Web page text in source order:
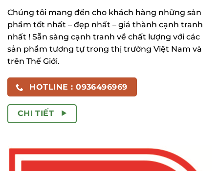
Chúng tôi mang đến cho khách hàng những sản
phẩm tốt nhất – đẹp nhất – giá thành cạnh tranh
nhất ! Sẵn sàng cạnh tranh về chất lượng với các
sản phẩm tương tự trong thị trường Việt Nam và
trên Thế Giới.
HOTLINE : 0936496969
CHI TIẾT